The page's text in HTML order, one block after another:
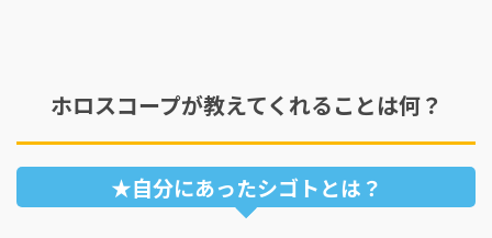
ホロスコープが教えてくれることは何？
★自分にあったシゴトとは？